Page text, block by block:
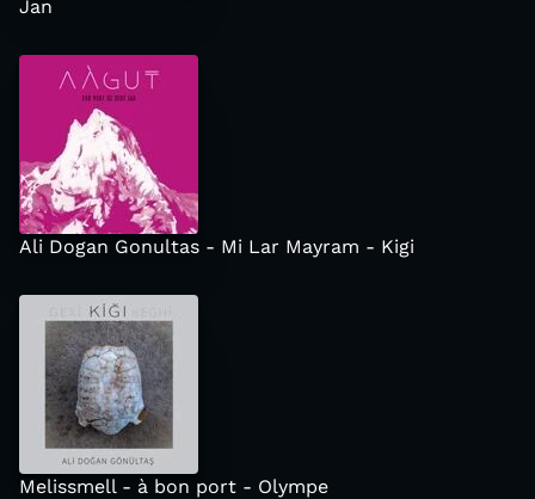
Jan
Ali Dogan Gonultas - Mi Lar Mayram - Kigi
Melissmell - à bon port - Olympe